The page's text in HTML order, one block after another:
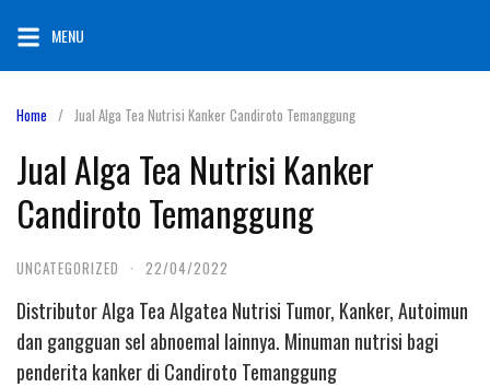
content
MENU
Home Jual Alga Tea Nutrisi Kanker Candiroto Temanggung
Jual Alga Tea Nutrisi Kanker
Candiroto Temanggung
UNCATEGORIZED · 22/04/2022
Distributor Alga Tea Algatea Nutrisi Tumor, Kanker, Autoimun
dan gangguan sel abnoemal lainnya. Minuman nutrisi bagi
penderita kanker di Candiroto Temanggung